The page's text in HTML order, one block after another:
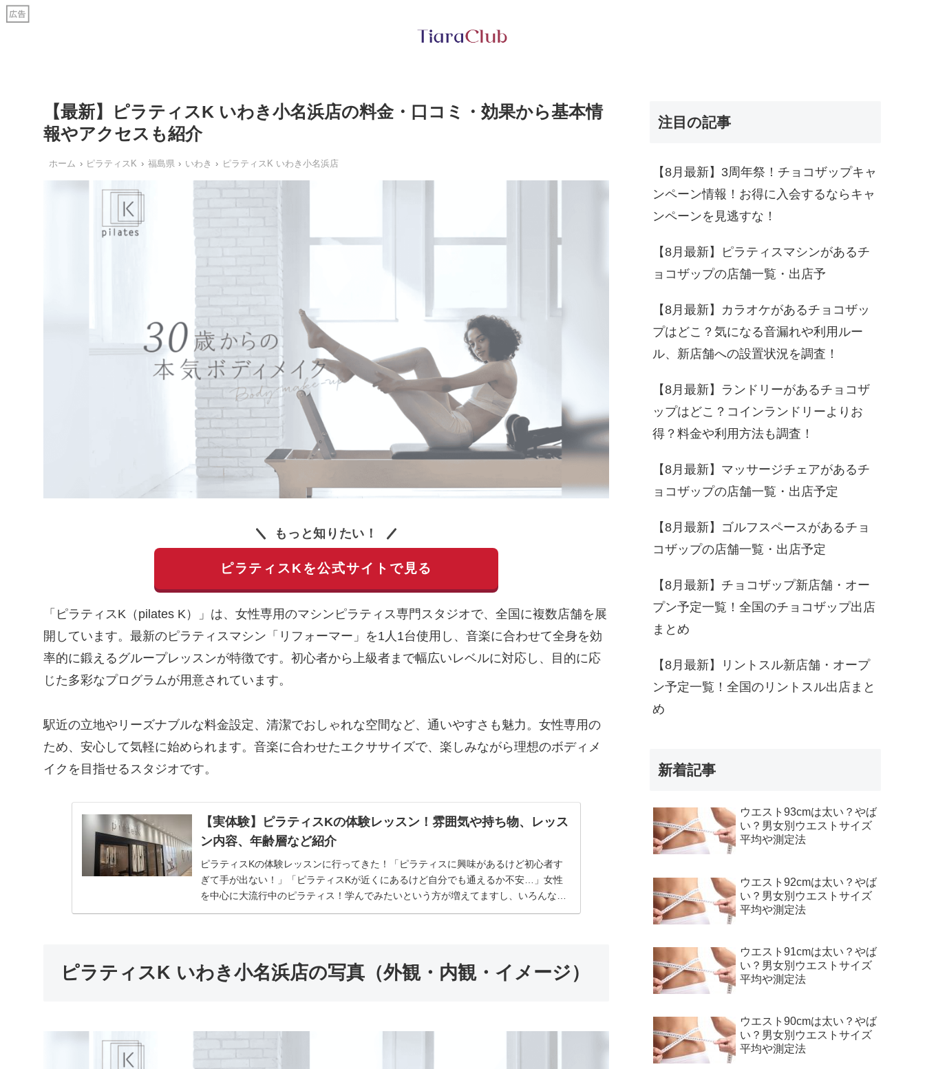
【最新】ピラティスK いわき小名浜店の料金・口コミ・効果から基本情
報やアクセスも紹介
ホーム ピラティスK 福島県 いわき ピラティスK いわき小名浜店
もっと知りたい！
ピラティスKを公式サイトで見る
「ピラティスK（pilates K）」は、女性専用のマシンピラティス専門スタジオで、全国に複数店舗を展
開しています。最新のピラティスマシン「リフォーマー」を1人1台使用し、音楽に合わせて全身を効
率的に鍛えるグループレッスンが特徴です。初心者から上級者まで幅広いレベルに対応し、目的に応
じた多彩なプログラムが用意されています。
駅近の立地やリーズナブルな料金設定、清潔でおしゃれな空間など、通いやすさも魅力。女性専用の
ため、安心して気軽に始められます。音楽に合わせたエクササイズで、楽しみながら理想のボディメ
イクを目指せるスタジオです。
【実体験】ピラティスKの体験レッスン！雰囲気や持ち物、レッス
ン内容、年齢層など紹介
ピラティスKの体験レッスンに行ってきた！「ピラティスに興味があるけど初心者す
ぎて手が出ない！」「ピラティスKが近くにあるけど自分でも通えるか不安…」女性
を中心に大流行中のピラティス！学んでみたいという方が増えてますし、いろんなス
タジオがある...
ピラティスK いわき小名浜店の写真（外観・内観・イメージ）
注目の記事
【8月最新】3周年祭！チョコザップキャ
ンペーン情報！お得に入会するならキャ
ンペーンを見逃すな！
【8月最新】ピラティスマシンがあるチ
ョコザップの店舗一覧・出店予
【8月最新】カラオケがあるチョコザッ
プはどこ？気になる音漏れや利用ルー
ル、新店舗への設置状況を調査！
【8月最新】ランドリーがあるチョコザ
ップはどこ？コインランドリーよりお
得？料金や利用方法も調査！
【8月最新】マッサージチェアがあるチ
ョコザップの店舗一覧・出店予定
【8月最新】ゴルフスペースがあるチョ
コザップの店舗一覧・出店予定
【8月最新】チョコザップ新店舗・オー
プン予定一覧！全国のチョコザップ出店
まとめ
【8月最新】リントスル新店舗・オープ
ン予定一覧！全国のリントスル出店まと
め
新着記事
ウエスト93cmは太い？やば
い？男女別ウエストサイズ
平均や測定法
ウエスト92cmは太い？やば
い？男女別ウエストサイズ
平均や測定法
ウエスト91cmは太い？やば
い？男女別ウエストサイズ
平均や測定法
ウエスト90cmは太い？やば
い？男女別ウエストサイズ
平均や測定法